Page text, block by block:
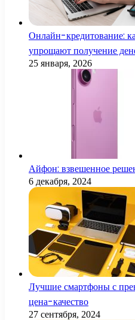
Онлайн-кредитование:
упрощают получение
25 января, 2026
Айфон: взвешенное
6 декабря, 2024
Лучшие смартфоны с
цена-качество
27 сентября, 2024